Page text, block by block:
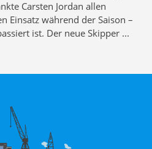
Carsten Jordan allen
Einsatz während der Saison –
ist. Der neue Skipper ...